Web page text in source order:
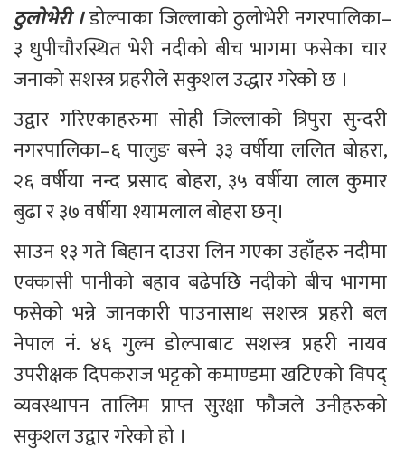
ठुलोभेरी । डोल्पाका जिल्लाको ठुलोभेरी नगरपालिका–
३ धुपीचौरस्थित भेरी नदीको बीच भागमा फसेका चार
जनाको सशस्त्र प्रहरीले सकुशल उद्धार गरेको छ ।
उद्वार गरिएकाहरुमा सोही जिल्लाको त्रिपुरा सुन्दरी
नगरपालिका–६ पालुङ बस्ने ३३ वर्षीया ललित बोहरा,
२६ वर्षीया नन्द प्रसाद बोहरा, ३५ वर्षीया लाल कुमार
बुढा र ३७ वर्षीया श्यामलाल बोहरा छन्।
साउन १३ गते बिहान दाउरा लिन गएका उहाँहरु नदीमा
एक्कासी पानीको बहाव बढेपछि नदीको बीच भागमा
फसेको भन्ने जानकारी पाउनासाथ सशस्त्र प्रहरी बल
नेपाल नं. ४६ गुल्म डोल्पाबाट सशस्त्र प्रहरी नायव
उपरीक्षक दिपकराज भट्टको कमाण्डमा खटिएको विपद्
व्यवस्थापन तालिम प्राप्त सुरक्षा फौजले उनीहरुको
सकुशल उद्वार गरेको हो ।